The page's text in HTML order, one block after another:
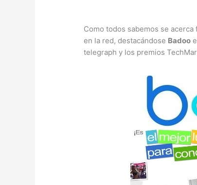
Como todos sabemos se
en la red, destacándose Badoo
telegraph y los premios